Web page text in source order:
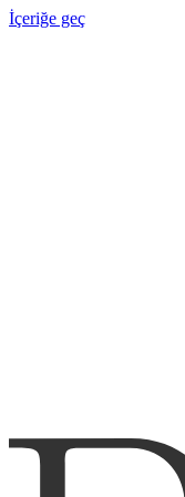
İçeriğe geç